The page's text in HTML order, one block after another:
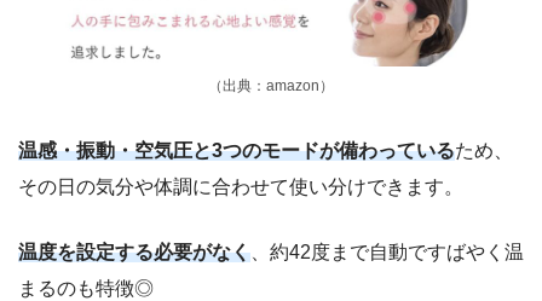
（出典：amazon）
温感・振動・空気圧と3つのモードが備わっているため、
その日の気分や体調に合わせて使い分けできます。
温度を設定する必要がなく 、約42度まで自動ですばやく温
まるのも特徴◎